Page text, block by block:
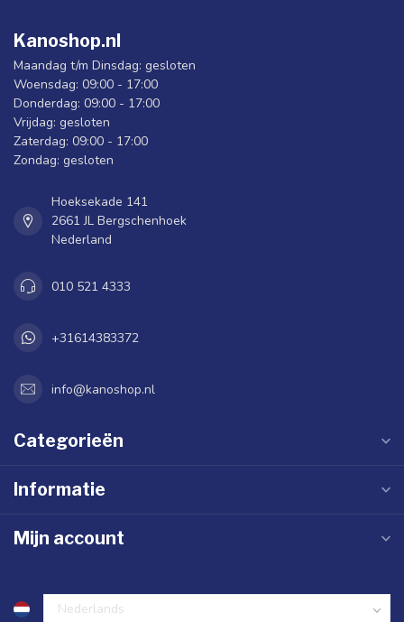
Kanoshop.nl
Maandag t/m Dinsdag: gesloten
Woensdag: 09:00 - 17:00
Donderdag: 09:00 - 17:00
Vrijdag: gesloten
Zaterdag: 09:00 - 17:00
Zondag: gesloten
Hoeksekade 141
2661 JL Bergschenhoek
Nederland
010 521 4333
+31614383372
info@kanoshop.nl
Categorieën
Informatie
Mijn account